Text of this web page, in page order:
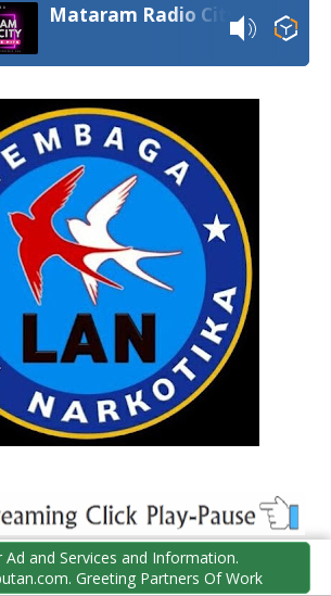
Mataram Radio City
Ad and Services and Information.
Greeting Partners Of Work